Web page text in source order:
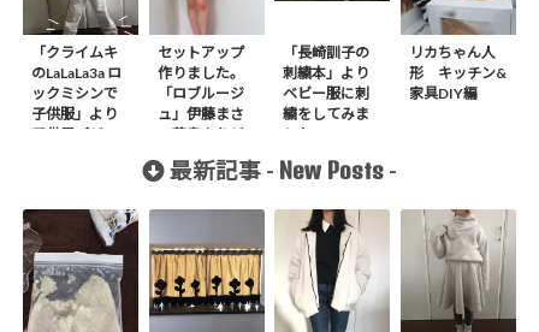
「クライムキ
のLaLaLa3a ロ
ックミシンで
子供服」より
子供用パジャ
セットアップ
作りました。
「ロブルージ
ュ」伊藤まさ
こ著書よりジ
ャケット、
「FEMALE」
「長崎訓子の
刺繍本」より
ベビー服に刺
繍をしてみま
した。
リカちゃん人
形 キッチン&
家具DIY編
最新記事 - New Posts -